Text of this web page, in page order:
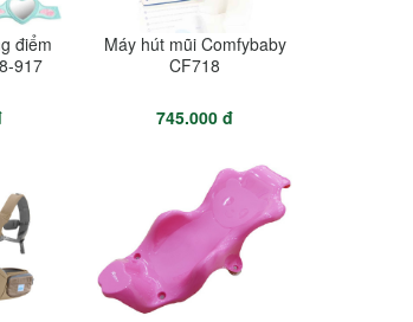
điểm
917
Máy hút mũi Comfybaby
CF718
745.000 đ